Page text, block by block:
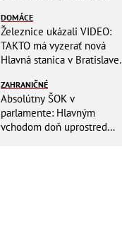
DOMÁCE
Železnice ukázali VIDEO:
TAKTO má vyzerať nová
Hlavná stanica v Bratislave!
toalety
ZAHRANIČNÉ
Absolútny ŠOK v
parlamente: Hlavným
vchodom doň uprostred